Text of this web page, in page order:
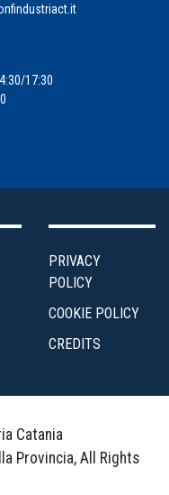
17:30
PRIVACY
POLICY
COOKIE POLICY
CREDITS
Catania
Provincia, All Rights